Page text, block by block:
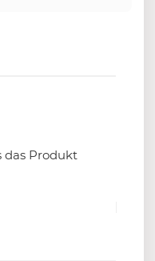
das Produkt